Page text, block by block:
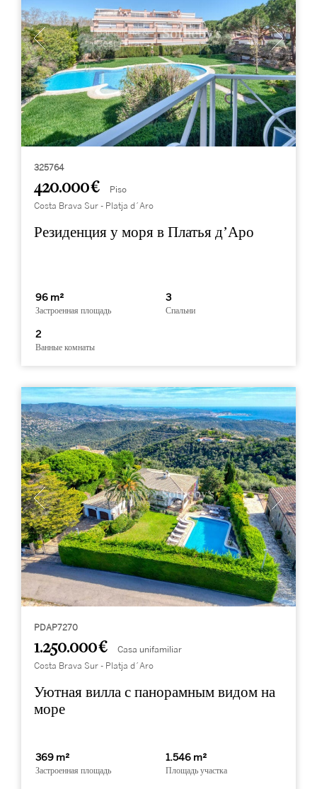
325764
420.000 € Piso
Costa Brava Sur - Platja d´Aro
Резиденция у моря в Платья д’Аро
96 m²
Застроенная площадь
3
Спальни
2
Ванные комнаты
PDAP7270
1.250.000 € Casa unifamiliar
Costa Brava Sur - Platja d´Aro
Уютная вилла с панорамным видом на
море
369 m²
Застроенная площадь
1.546 m²
Площадь участка